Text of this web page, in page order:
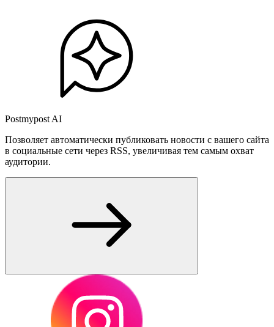
Postmypost AI
Позволяет автоматически публиковать новости с вашего сайта
в социальные сети через RSS, увеличивая тем самым охват
аудитории.